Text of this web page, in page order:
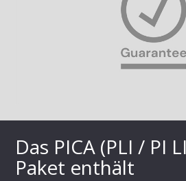
Das PICA (PLI / PI
Paket enthält